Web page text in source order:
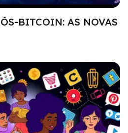
BITCOIN: AS NOVAS